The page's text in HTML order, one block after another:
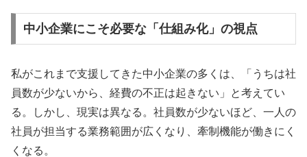
中小企業にこそ必要な「仕組み化」の視点
私がこれまで支援してきた中小企業の多くは、「うちは社
員数が少ないから、経費の不正は起きない」と考えてい
る。しかし、現実は異なる。社員数が少ないほど、一人の
社員が担当する業務範囲が広くなり、牽制機能が働きにく
くなる。